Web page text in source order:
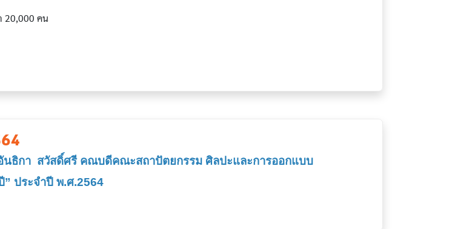
20,000 คน
นธิกา สวัสดิ์ศรี คณบดีคณะสถาปัตยกรรม ศิลปะและการออกแบบ
” ประจำปี พ.ศ.2564